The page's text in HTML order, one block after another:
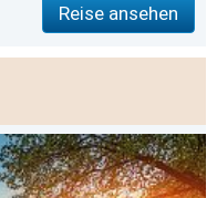
Reise ansehen